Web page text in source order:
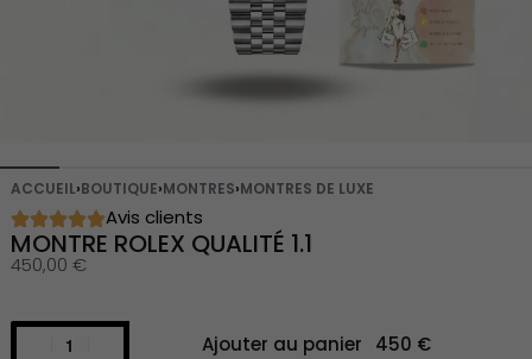
ACCUEIL›BOUTIQUE›MONTRES›MONTRES DE LUXE
Avis clients
MONTRE ROLEX QUALITÉ 1.1
450,00 €
Ajouter au panier